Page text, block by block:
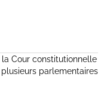
Cour constitutionnelle
parlementaires